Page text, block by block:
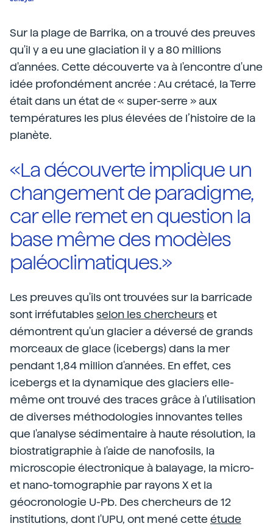
Sur la plage de Barrika, on a trouvé des preuves
qu'il y a eu une glaciation il y a 80 millions
d'années. Cette découverte va à l'encontre d'une
idée profondément ancrée : Au crétacé, la Terre
était dans un état de « super-serre » aux
températures les plus élevées de l’histoire de la
planète.
«La découverte implique un
changement de paradigme,
car elle remet en question la
base même des modèles
paléoclimatiques.»
Les preuves qu'ils ont trouvées sur la barricade
sont irréfutablesselon les chercheurset
démontrent qu'un glacier a déversé de grands
morceaux de glace (icebergs) dans la mer
pendant 1,84 million d'années. En effet, ces
icebergs et la dynamique des glaciers elle-
même ont trouvé des traces grâce à l'utilisation
de diverses méthodologies innovantes telles
que l'analyse sédimentaire à haute résolution, la
biostratigraphie à l'aide de nanofosils, la
microscopie électronique à balayage, la micro-
et nano-tomographie par rayons X et la
géocronologie U-Pb. Des chercheurs de 12
institutions, dont l'UPU, ont mené cette étude